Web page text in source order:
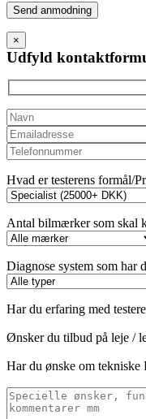
Please
leave
this
field
empty.
×
Udfyld
Hvad er testerens formål/
Antal bilmærker som skal
Diagnose system som har
Har du erfaring med
Ønsker du tilbud på leje /
Har du ønske om tekniske